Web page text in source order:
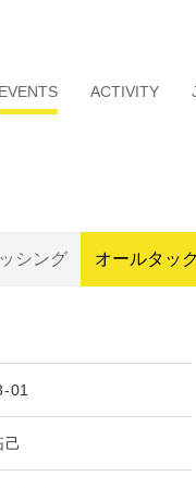
EVENTS ACTIVITY
シング オールタッ
01